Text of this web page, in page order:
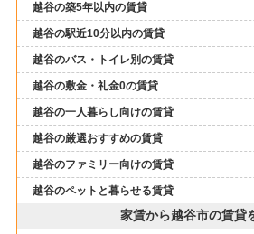
越谷の築5年以内の賃貸
越谷の駅近10分以内の賃貸
越谷のバス・トイレ別の賃貸
越谷の敷金・礼金0の賃貸
越谷の一人暮らし向けの賃貸
越谷の厳選おすすめの賃貸
越谷のファミリー向けの賃貸
越谷のペットと暮らせる賃貸
家賃から越谷市の賃貸